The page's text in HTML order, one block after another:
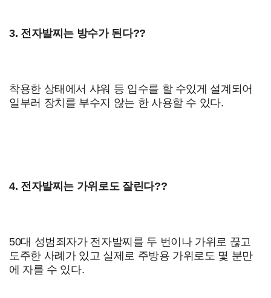
3. 전자발찌는 방수가 된다??
착용한 상태에서 샤워 등 입수를 할 수있게 설계되어
일부러 장치를 부수지 않는 한 사용할 수 있다.
4. 전자발찌는 가위로도 잘린다??
50대 성범죄자가 전자발찌를 두 번이나 가위로 끊고
도주한 사례가 있고 실제로 주방용 가위로도 몇 분만
에 자를 수 있다.